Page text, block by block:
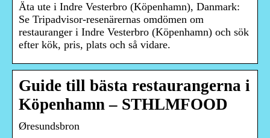
Äta ute i Indre Vesterbro (Köpenhamn), Danmark:
Se Tripadvisor-resenärernas omdömen om
restauranger i Indre Vesterbro (Köpenhamn) och sök
efter kök, pris, plats och så vidare.
Guide till bästa restaurangerna i
Köpenhamn – STHLMFOOD
Øresundsbron